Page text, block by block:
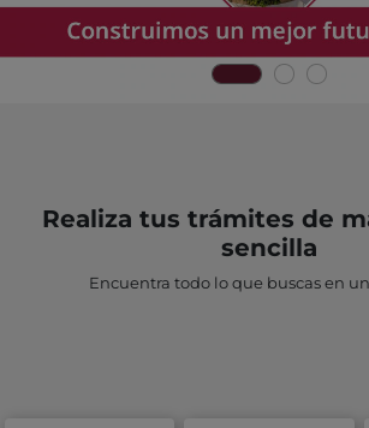
Realiza tus trámites de
sencilla
Encuentra todo lo que buscas en